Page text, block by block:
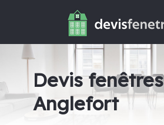
Devis fenêtres
Anglefort